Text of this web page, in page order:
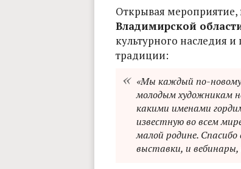
Открывая мероприятие,
Владимирской
культурного наследия
традиции:
«Мы каждый по-
молодым художникам
какими именами
известную во всем
малой родине.
выставки, и